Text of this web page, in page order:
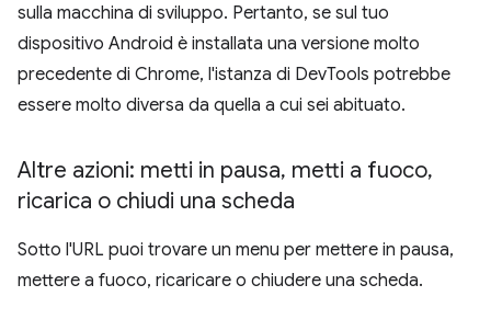
sulla macchina di sviluppo. Pertanto, se sul tuo
dispositivo Android è installata una versione molto
precedente di Chrome, l'istanza di DevTools potrebbe
essere molto diversa da quella a cui sei abituato.
Altre azioni: metti in pausa, metti a fuoco,
ricarica o chiudi una scheda
Sotto l'URL puoi trovare un menu per mettere in pausa,
mettere a fuoco, ricaricare o chiudere una scheda.